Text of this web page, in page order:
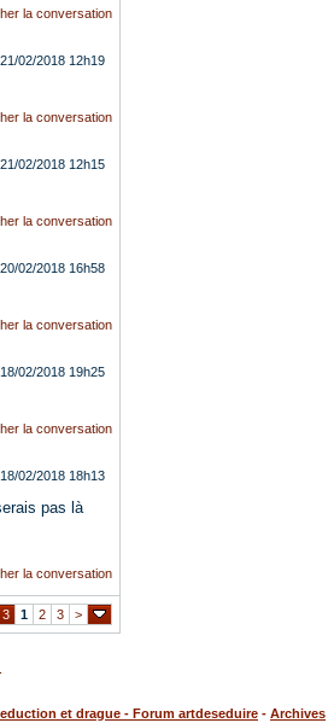
la conversation
21/02/2018 12h19
la conversation
21/02/2018 12h15
la conversation
20/02/2018 16h58
la conversation
18/02/2018 19h25
la conversation
18/02/2018 18h13
pas là
la conversation
3 1 2 3 >
et drague - Forum artdeseduire - Archives